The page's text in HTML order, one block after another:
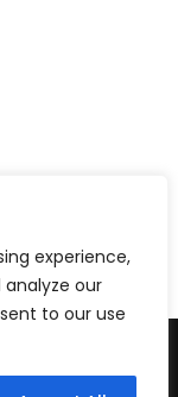
experience,
our
to our use
von